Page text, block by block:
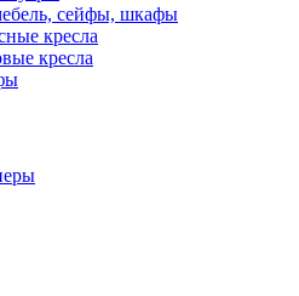
сейфы, шкафы
кресла
кресла